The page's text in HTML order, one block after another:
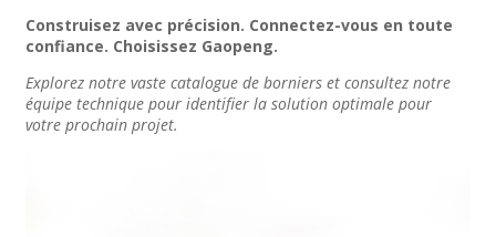
Construisez avec précision. Connectez-vous en toute
confiance. Choisissez Gaopeng.
Explorez notre vaste catalogue de borniers et consultez notre
équipe technique pour identifier la solution optimale pour
votre prochain projet.